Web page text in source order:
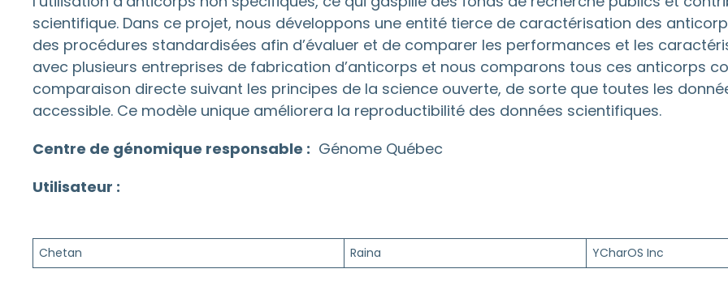
scientifique. Dans ce projet, nous développons une entité tierce de caractérisation des
des procédures standardisées afin d’évaluer et de comparer les performances et les
avec plusieurs entreprises de fabrication d’anticorps et nous comparons tous ces anticorps
comparaison directe suivant les principes de la science ouverte, de sorte que toutes les
accessible. Ce modèle unique améliorera la reproductibilité des données scientifiques.
Centre de génomique responsable : Génome Québec
Utilisateur :
Chetan Raina YCharOS Inc